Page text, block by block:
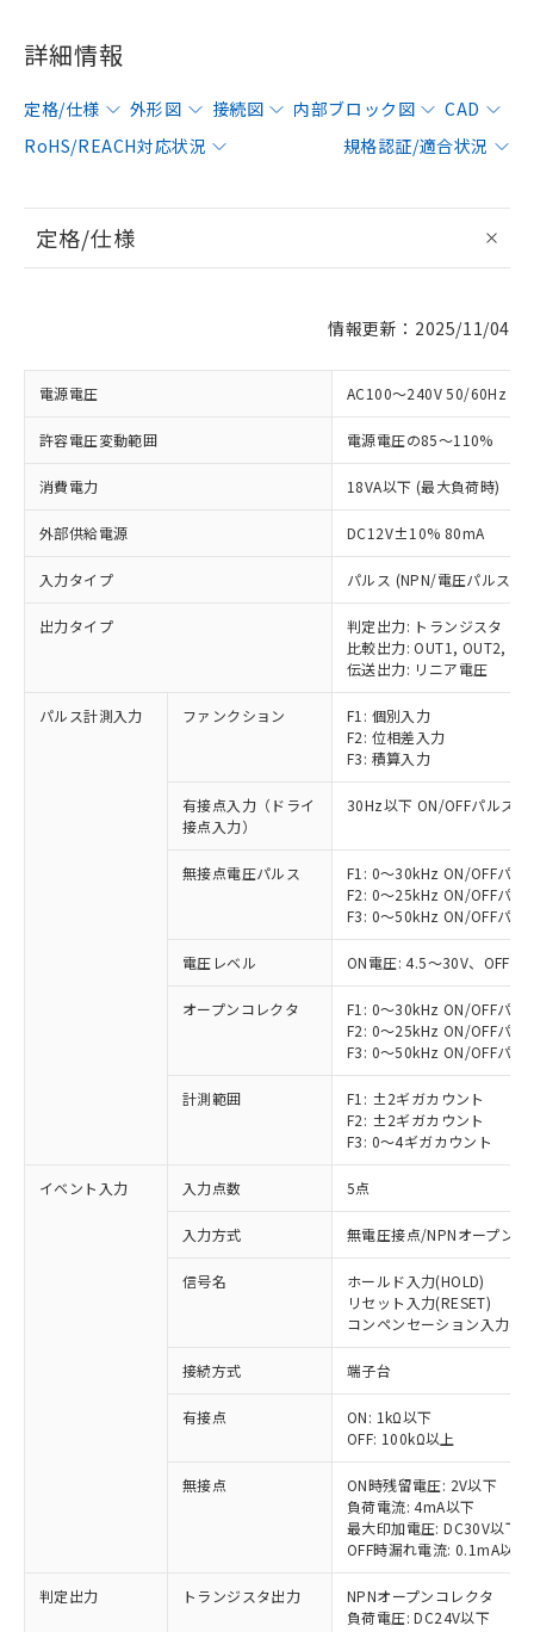
詳細情報
定格/仕様 外形図 接続図 内部ブロック図
CAD
RoHS/REACH対応状況
規格認証/適合状況
定格/仕様
情報更新：2025/11/04
電源電圧 AC100～240V 50/60Hz
許容電圧変動範囲 電源電圧の85～110%
消費電力 18VA以下 (最大負荷時)
外部供給電源 DC12V±10% 80mA
入力タイプ パルス (NPN/電圧パルス)
出力タイプ
判定出力: トランジスタ
比較出力: OUT1, OUT2,
伝送出力: リニア電圧
パルス計測入力 ファンクション
F1: 個別入力
F2: 位相差入力
F3: 積算入力
有接点入力（ドライ
接点入力）
30Hz以下 ON/OFFパルス
無接点電圧パルス
F1: 0～30kHz ON/OFFパル
F2: 0～25kHz ON/OFFパル
F3: 0～50kHz ON/OFFパル
電圧レベル ON電圧: 4.5～30V、OFF
オープンコレクタ
F1: 0～30kHz ON/OFFパル
F2: 0～25kHz ON/OFFパル
F3: 0～50kHz ON/OFFパル
計測範囲
F1: ±2ギガカウント
F2: ±2ギガカウント
F3: 0～4ギガカウント
イベント入力 入力点数 5点
入力方式 無電圧接点/NPNオープンコ
信号名
ホールド入力(HOLD)
リセット入力(RESET)
コンペンセーション入力
接続方式 端子台
有接点
ON: 1kΩ以下
OFF: 100kΩ以上
無接点
ON時残留電圧: 2V以下
負荷電流: 4mA以下
最大印加電圧: DC30V以下
OFF時漏れ電流: 0.1mA以下
判定出力 トランジスタ出力
NPNオープンコレクタ
負荷電圧: DC24V以下
以下の条件をお読みいただき、同意のうえ
対応済み：EU RoHS指令（10物質）の
非含有に対応した製品が提供可能な商品で
対応予定：EU RoHS指令（10物質）の非含
有に対応した製品に切り替える予定のある
対応予定なし：EU RoHS指令（10物質）の
非含有に非対応の商品で、対応品を出す予